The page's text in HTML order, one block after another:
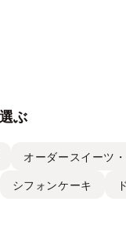
ぶ
オーダースイーツ
シフォンケーキ